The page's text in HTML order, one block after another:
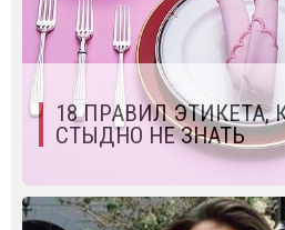
18 ПРАВИЛ ЭТИКЕТА,
СТЫДНО НЕ ЗНАТЬ